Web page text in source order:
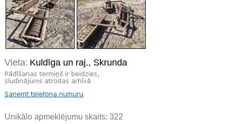
Vieta: Kuldīga un raj., Skrunda
Unikālo apmeklējumu skaits: 322